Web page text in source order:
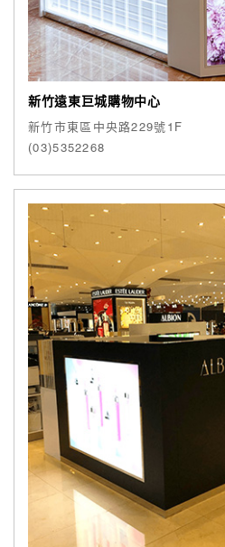
新竹遠東巨城購物中心
新竹市東區中央路229號1F
(03)5352268